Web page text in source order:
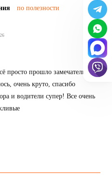
по полезности
просто прошло замечательно,
очень круто, спасибо
и водители супер! Все очень